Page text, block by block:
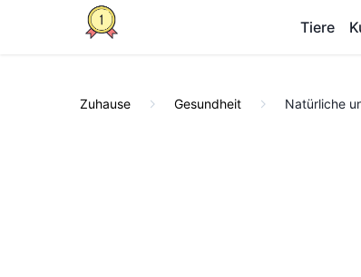
Tiere
Zuhause Gesundheit Natürliche